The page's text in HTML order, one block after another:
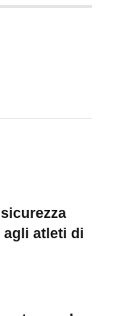
atleti di